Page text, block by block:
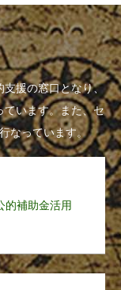
支援の窓口となり、
ています。また、セ
なっています。
的補助金活用